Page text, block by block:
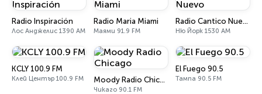
Radio Inspiración
Лос Анджелис 1390 AM
Radio Maria Miami
Маями 91.9 FM
Radio Cantico Nuevo
Ню Йорк 1530 AM
KCLY 100.9 FM
Клей Център 100.9 FM Moody Radio Chicago
Чикаго 90.1 FM
El Fuego 90.5
Тампа 90.5 FM